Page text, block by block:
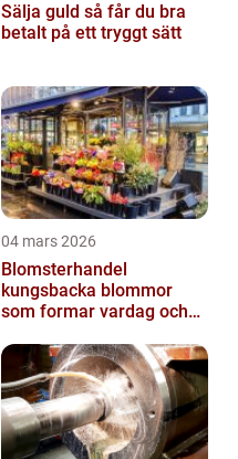
Sälja guld så får du bra
betalt på ett tryggt sätt
04 mars 2026
Blomsterhandel
kungsbacka blommor
som formar vardag och